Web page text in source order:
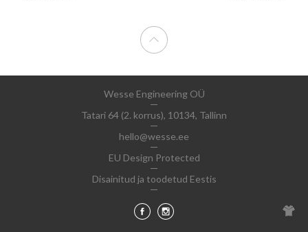
Wesse Engineering OÜ
Tatari 64 (2. korrus), 10134, Tallinn
hello@wesse.ee
EU Design Protected
Disainitud ja toodetud Eestis